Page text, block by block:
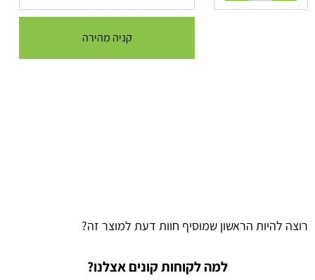
קניה מהירה
רוצה להיות הראשון שמוסיף חוות דעת למוצר זה?
למה לקוחות קונים אצלנו?